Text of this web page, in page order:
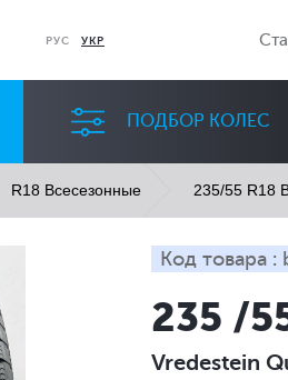
РУС УКР
ПОДБОР КОЛЕС
Профиль
Все
Диаметр
Все
R18 Всесезонные 235/55 R18
Код товара :
235 /
Vredestein